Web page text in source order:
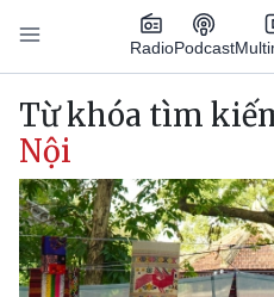
Nhảy đến nội dung
RadioPodcast
Main navigation
Từ khóa tìm
Nội